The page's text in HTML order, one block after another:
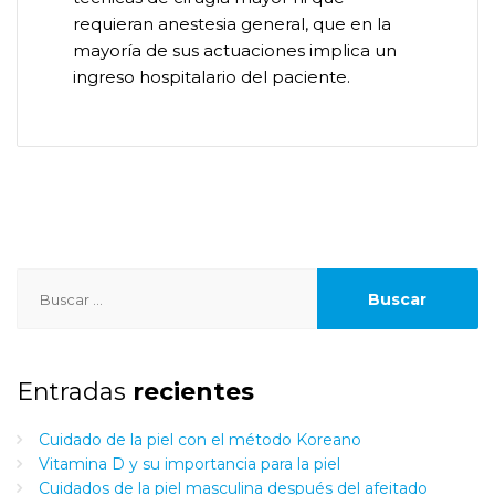
requieran anestesia general, que en la
mayoría de sus actuaciones implica un
ingreso hospitalario del paciente.
Entradas recientes
Cuidado de la piel con el método Koreano
Vitamina D y su importancia para la piel
Cuidados de la piel masculina después del afeitado